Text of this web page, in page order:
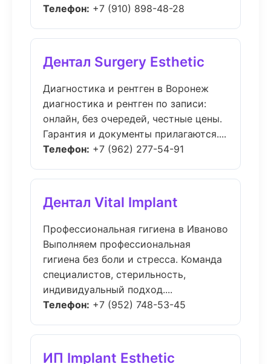
Телефон: +7 (910) 898-48-28
Дентал Surgery Esthetic
Диагностика и рентген в Воронеж
диагностика и рентген по записи:
онлайн, без очередей, честные цены.
Гарантия и документы прилагаются....
Телефон: +7 (962) 277-54-91
Дентал Vital Implant
Профессиональная гигиена в Иваново
Выполняем профессиональная
гигиена без боли и стресса. Команда
специалистов, стерильность,
индивидуальный подход....
Телефон: +7 (952) 748-53-45
ИП Implant Esthetic